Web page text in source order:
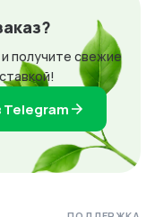
получите свежие
Telegram